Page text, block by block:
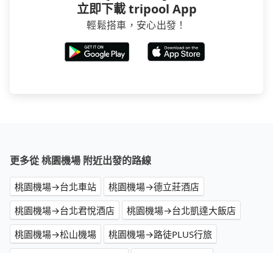
立即下載 tripool App
輕鬆搭車，安心出發！
更多從 桃園機場 附近出發的路線
桃園機場→台北車站
桃園機場→德立莊酒店
桃園機場→台北君悅酒店
桃園機場→台北凱達大飯店
桃園機場→松山機場
桃園機場→路徒PLUS行旅